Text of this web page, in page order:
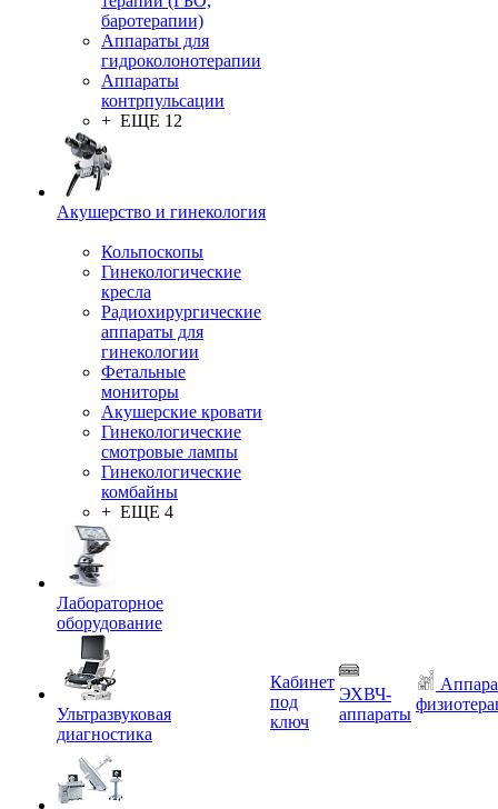
баротерапии)
Аппараты для
гидроколонотерапии
Аппараты
контрпульсации
+ ЕЩЕ 12
Акушерство и гинекология
Кольпоскопы
Гинекологические
кресла
Радиохирургические
аппараты для
гинекологии
Фетальные
мониторы
Акушерские кровати
Гинекологические
смотровые лампы
Гинекологические
комбайны
+ ЕЩЕ 4
Лабораторное
оборудование
Ультразвуковая
диагностика
Кабинет
под
ключ
ЭХВЧ-
аппараты